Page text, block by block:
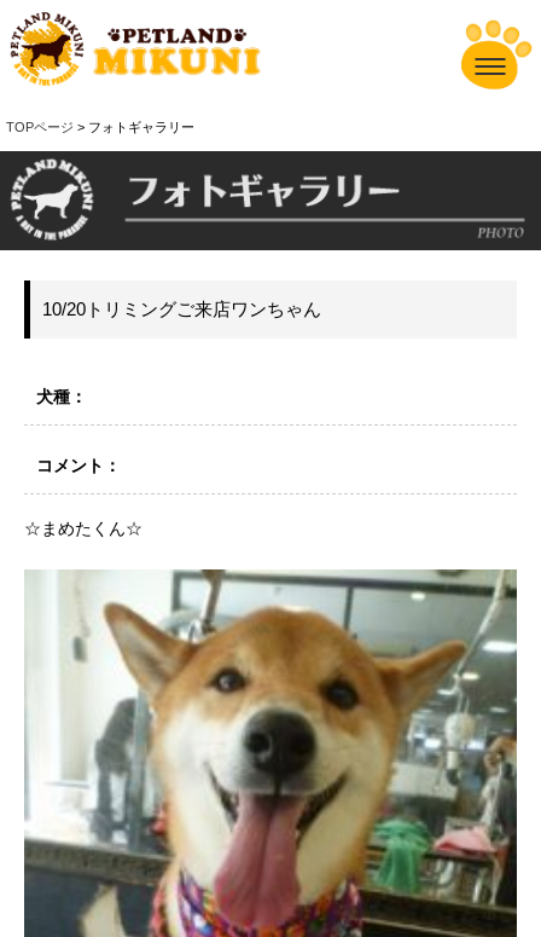
TOPページ > フォトギャラリー
10/20トリミングご来店ワンちゃん
犬種：
コメント：
☆まめたくん☆